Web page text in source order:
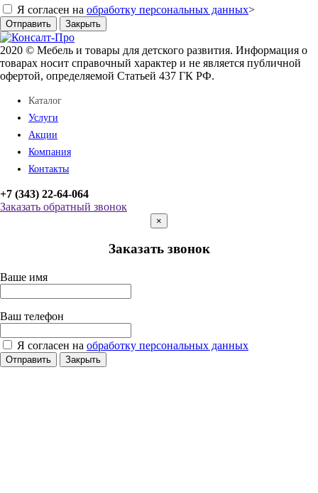
Я согласен на обработку персональных данных>
Отправить Закрыть
2020 © Мебель и товары для детского развития. Информация о
товарах носит справочный характер и не является публичной
офертой, определяемой Статьей 437 ГК РФ.
Каталог
Услуги
Акции
Компания
Контакты
+7 (343) 22-64-064
Заказать обратный звонок
×
Заказать звонок
Ваше имя
Ваш телефон
Я согласен на обработку персональных данных
Отправить Закрыть